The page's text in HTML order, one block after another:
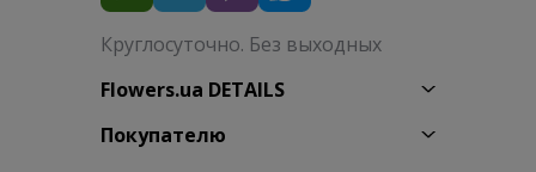
Круглосуточно. Без выходных
Flowers.ua DETAILS
Покупателю